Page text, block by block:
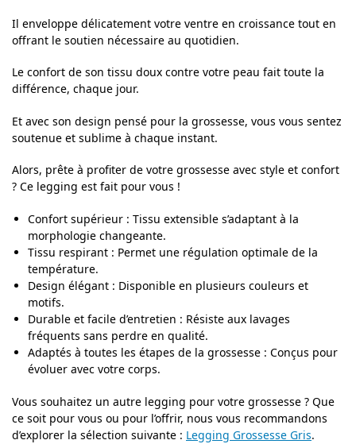
Il enveloppe délicatement votre ventre en croissance tout en
offrant le soutien nécessaire au quotidien.
Le confort de son tissu doux contre votre peau fait toute la
différence, chaque jour.
Et avec son design pensé pour la grossesse, vous vous sentez
soutenue et sublime à chaque instant.
Alors, prête à profiter de votre grossesse avec style et confort
? Ce legging est fait pour vous !
Confort supérieur : Tissu extensible s’adaptant à la
morphologie changeante.
Tissu respirant : Permet une régulation optimale de la
température.
Design élégant : Disponible en plusieurs couleurs et
motifs.
Durable et facile d’entretien : Résiste aux lavages
fréquents sans perdre en qualité.
Adaptés à toutes les étapes de la grossesse : Conçus pour
évoluer avec votre corps.
Vous souhaitez un autre legging pour votre grossesse ? Que
ce soit pour vous ou pour l’offrir, nous vous recommandons
d’explorer la sélection suivante : Legging Grossesse Gris.